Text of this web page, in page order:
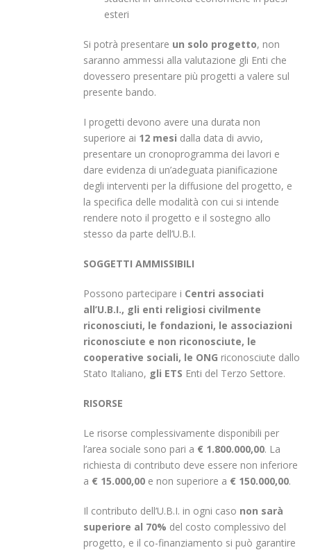
esteri
Si potrà presentare un solo progetto, non
saranno ammessi alla valutazione gli Enti che
dovessero presentare più progetti a valere sul
presente bando.
I progetti devono avere una durata non
superiore ai 12 mesi dalla data di avvio,
presentare un cronoprogramma dei lavori e
dare evidenza di un’adeguata pianificazione
degli interventi per la diffusione del progetto, e
la specifica delle modalità con cui si intende
rendere noto il progetto e il sostegno allo
stesso da parte dell’U.B.I.
SOGGETTI AMMISSIBILI
Possono partecipare i Centri associati
all’U.B.I., gli enti religiosi civilmente
riconosciuti, le fondazioni, le associazioni
riconosciute e non riconosciute, le
cooperative sociali, le ONG riconosciute dallo
Stato Italiano, gli ETS Enti del Terzo Settore.
RISORSE
Le risorse complessivamente disponibili per
l’area sociale sono pari a € 1.800.000,00. La
richiesta di contributo deve essere non inferiore
a € 15.000,00 e non superiore a € 150.000,00.
Il contributo dell’U.B.I. in ogni caso non sarà
superiore al 70% del costo complessivo del
progetto, e il co-finanziamento si può garantire